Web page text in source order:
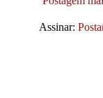
Assinar: